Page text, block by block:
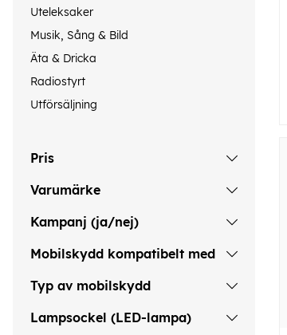
Uteleksaker
Musik, Sång & Bild
Äta & Dricka
Radiostyrt
Utförsäljning
Pris
Varumärke
Kampanj (ja/nej)
Mobilskydd kompatibelt med
Typ av mobilskydd
Lampsockel (LED-lampa)